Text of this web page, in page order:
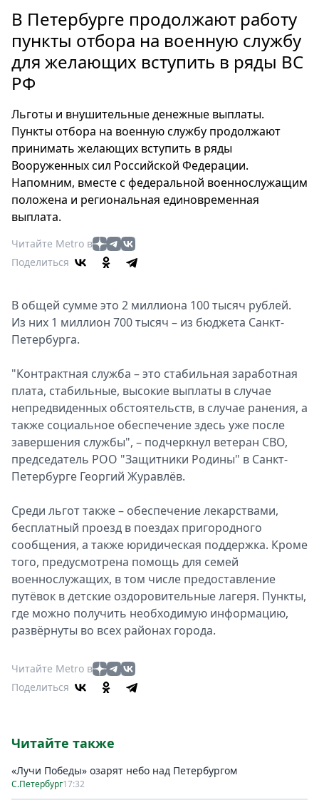
Россия
Мир
Здоровье
Мода
Театр
Кино
Афиша
Книги
Пресс-
релизы
Metro
Стримы
Спецпроекты
Выборы
2026
Скачай
Metro
В Петербурге продолжают работу
пункты отбора на военную службу
для желающих вступить в ряды ВС
РФ
Льготы и внушительные денежные выплаты.
Пункты отбора на военную службу продолжают
принимать желающих вступить в ряды
Вооруженных сил Российской Федерации.
Напомним, вместе с федеральной военнослужащим
положена и региональная единовременная
выплата.
Читайте Metro в
Поделиться
В общей сумме это 2 миллиона 100 тысяч рублей.
Из них 1 миллион 700 тысяч – из бюджета Санкт-
Петербурга.
"Контрактная служба – это стабильная заработная
плата, стабильные, высокие выплаты в случае
непредвиденных обстоятельств, в случае ранения, а
также социальное обеспечение здесь уже после
завершения службы", – подчеркнул ветеран СВО,
председатель РОО "Защитники Родины" в Санкт-
Петербурге Георгий Журавлёв.
Среди льгот также – обеспечение лекарствами,
бесплатный проезд в поездах пригородного
сообщения, а также юридическая поддержка. Кроме
того, предусмотрена помощь для семей
военнослужащих, в том числе предоставление
путёвок в детские оздоровительные лагеря. Пункты,
где можно получить необходимую информацию,
развёрнуты во всех районах города.
Читайте Metro в
Поделиться
Читайте также
«Лучи Победы» озарят небо над Петербургом
С.Петербург17:32